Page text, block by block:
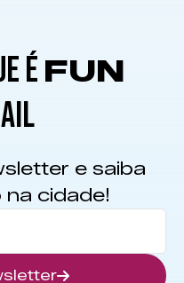
É FUN
e saiba
cidade!